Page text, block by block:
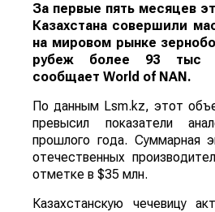
За первые пять месяцев
Казахстана совершили
на мировом рынке
рубеж более 93 тыс
сообщает World of NAN .
По данным Lsm.kz, этот
превысил показатели
прошлого года. Суммарная
отечественных
отметке в $35 млн.
Казахстанскую чечевицу